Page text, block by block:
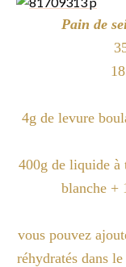
Pain de
4g de levure
400g de liquide à
blanche +
vous pouvez
réhydratés dans